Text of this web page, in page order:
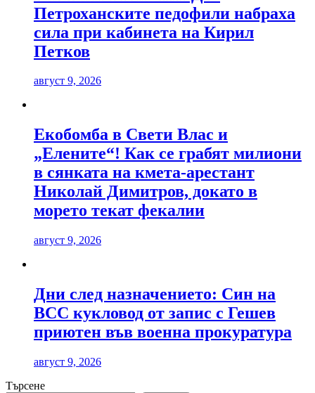
Петроханските педофили набраха
сила при кабинета на Кирил
Петков
август 9, 2026
Екобомба в Свети Влас и
„Елените“! Как се грабят милиони
в сянката на кмета-арестант
Николай Димитров, докато в
морето текат фекалии
август 9, 2026
Дни след назначението: Син на
ВСС кукловод от запис с Гешев
приютен във военна прокуратура
август 9, 2026
Търсене